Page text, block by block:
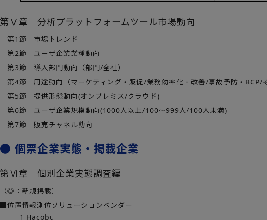
第Ⅴ章 分析プラットフォームツール市場動向
第1節 市場トレンド
第2節 ユーザ企業業種動向
第3節 導入部門動向（部門/全社）
第4節 用途動向（マーケティング・販促/業務効率化・改善/事故予防・BCP/
第5節 提供形態動向(オンプレミス/クラウド)
第6節 ユーザ企業規模動向(1000人以上/100～999人/100人未満)
第7節 販売チャネル動向
● 個票企業実態・掲載企業
第Ⅵ章 個別企業実態調査編
（◎：新規掲載）
■位置情報測位ソリューションベンダー
1 Hacobu